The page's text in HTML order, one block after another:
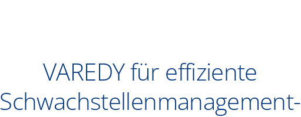
VAREDY für effiziente
Schwachstellenmanagement-